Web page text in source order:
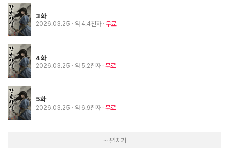
3화
2026.03.25 · 약 4.4천자 무료
4화
2026.03.25 · 약 5.2천자 무료
5화
2026.03.25 · 약 6.9천자 무료
··· 펼치기